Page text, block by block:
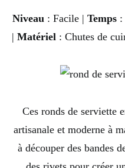
Niveau: Facile | Temps:
| Matériel : Chutes de
Ces ronds de serviette
artisanale et moderne à
à découper des bandes